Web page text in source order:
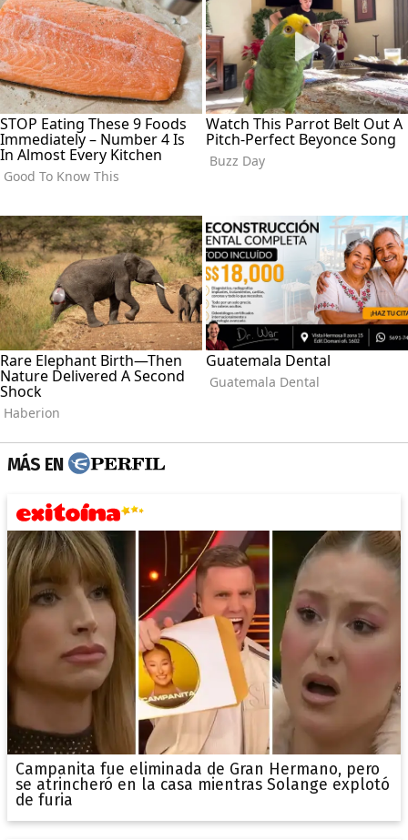
MÁS EN
Campanita fue eliminada de Gran Hermano, pero
se atrincheró en la casa mientras Solange explotó
de furia